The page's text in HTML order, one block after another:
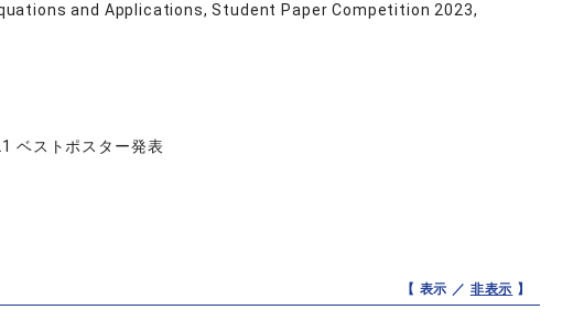
and Applications, Student Paper Competition 2023,
ベストポスター発表
【 表示 ／ 非表示 】